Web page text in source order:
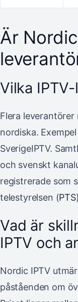
Är
Vilka
Flera leverantörer
nordiska.
SverigeIPTV.
och svenskt
registrerade som
telestyrelsen (PTS
Vad är
IPTV och
Nordic IPTV
påståenden om